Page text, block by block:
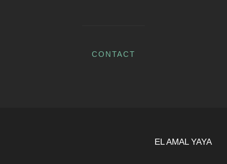
CONTACT
EL AMAL YAYA